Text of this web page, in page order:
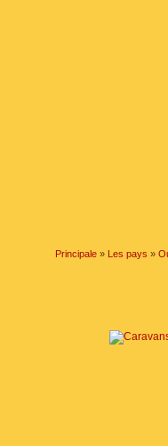
Principale » Les pays »